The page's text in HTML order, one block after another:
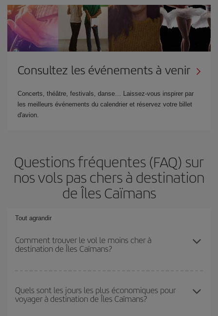
Consultez les événements à venir
Concerts, théâtre, festivals, danse… Laissez-vous inspirer par
les meilleurs événements du calendrier et réservez votre billet
d'avion.
Questions fréquentes (FAQ) sur
nos vols pas chers à destination
de Îles Caïmans
Tout agrandir
Comment trouver le vol le moins cher à
destination de Îles Caïmans?
bas en évitant les hautes saisons, en achetant à l'avance et en
restant flexible sur les dates et les horaires de votre aller-retour. Si
Quels sont les jours les plus économiques pour
voyager à destination de Îles Caïmans?